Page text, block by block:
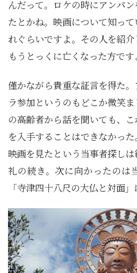
んだって。ロケの時にアンパ
たとかね。映画について知っ
れぐらいですよ。その人を紹
もうとっくに亡くなった方です
僅かながら貴重な証言を得た
ラ参加というのもどこか微笑
の高齢者から話を聞いても、
を入手することはできなかっ
映画を見たという当事者探し
礼の続き。次に向かったのは
「寺津四十八尺の大仏と対面」